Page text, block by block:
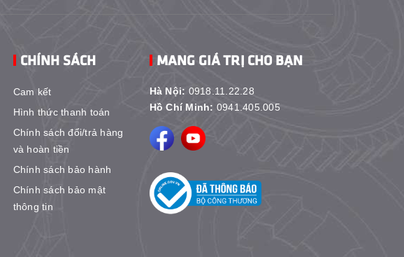
CHÍNH SÁCH
Cam kết
Hình thức thanh toán
Chính sách đổi/trả hàng
và hoàn tiền
Chính sách bảo hành
Chính sách bảo mật
thông tin
MANG GIÁ TRỊ CHO BẠN
Hà Nội: 0918.11.22.28
Hồ Chí Minh: 0941.405.005